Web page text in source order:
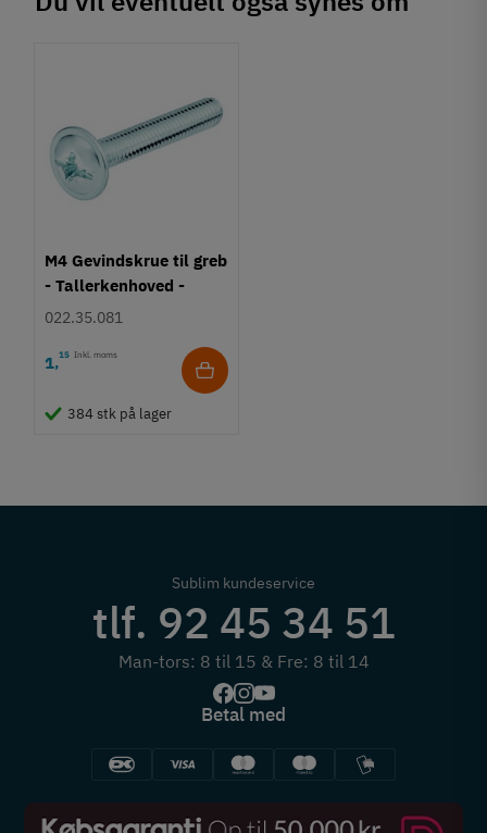
M4 Gevindskrue til greb
- Tallerkenhoved -
Krydskærv
022.35.081
1,15 Inkl. moms
384 stk på lager
Sublim kundeservice
tlf. 92 45 34 51
Man-tors: 8 til 15 & Fre: 8 til 14
Betal med